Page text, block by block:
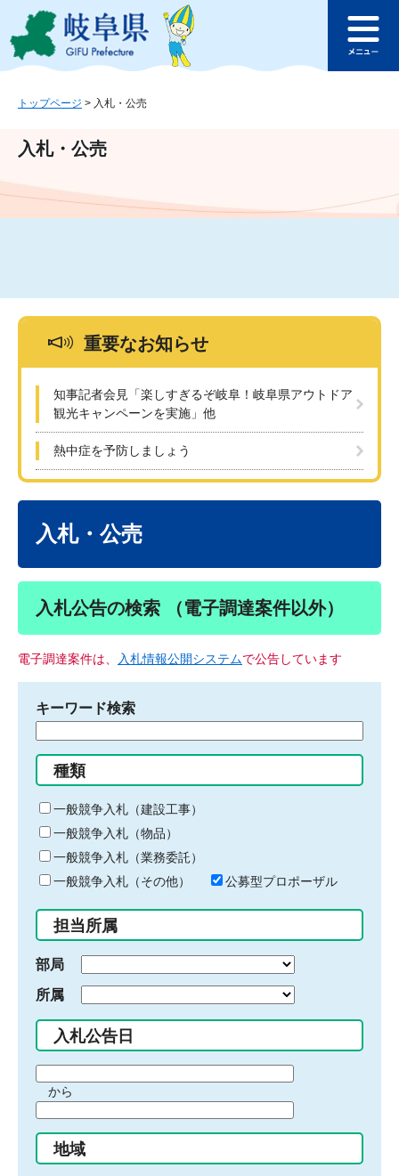
ジ
ュ
文
このページの本文へ
ュ
トップページ > 入札・公売
入札・公売
重要なお知らせ
知事記者会見「楽しすぎるぞ岐阜！岐阜県アウトドア
観光キャンペーンを実施」他
熱中症を予防しましょう
入札・公売
入札公告の検索 （電子調達案件以外）
電子調達案件は、 入札情報公開システムで公告しています
キーワード検索
る
キ
ー
ワ
ー
ド
入
力
種類
一般競争入札（建設工事）
一般競争入札（物品）
一般競争入札（業務委託）
一般競争入札（その他）
公募型プロポーザル
担当所属
部局
所属
入札公告日
間
始
り
から
間
終
地域